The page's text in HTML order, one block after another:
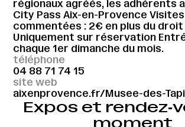
régionaux agréés, les adhérents
City Pass Aix-en-Provence Visites
commentées : 2€ en plus du droit
Uniquement sur réservation
chaque 1er dimanche du mois.
téléphone
04 88 71 74 15
site web
aixenprovence.fr/Musee-des-
Expos et
moment